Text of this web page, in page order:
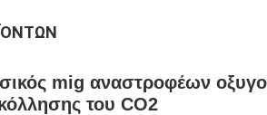
mig αναστροφέων
του CO2